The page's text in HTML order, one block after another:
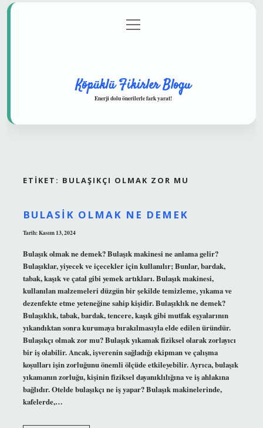
Gizlilik Politikası
menüyü
aç
Köpüklü Fikirler Blogu
Enerji dolu önerilerle fark yarat!
ETIKET: BULAŞIKÇI OLMAK ZOR MU
BULASIK OLMAK NE DEMEK
Tarih: Kasım 13, 2024
Bulaşık olmak ne demek? Bulaşık makinesi ne anlama gelir?
Bulaşıklar, yiyecek ve içecekler için kullanılır; Bunlar, bardak,
tabak, kaşık ve çatal gibi yemek artıkları. Bulaşık makinesi,
kullanılan malzemeleri düzgün bir şekilde temizleme, yıkama ve
dezenfekte etme yeteneğine sahip kişidir. Bulaşıklık ne demek?
Bulaşıklık, tabak, bardak, tencere, kaşık gibi mutfak eşyalarının
yıkandıktan sonra kurumaya bırakılmasıyla elde edilen üründür.
Bulaşıkçı olmak zor mu? Bulaşık yıkamak fiziksel olarak zorlayıcı
bir iş olabilir. Ancak, işverenin sağladığı ekipman ve çalışma
koşulları işin zorluğunu önemli ölçüde etkileyebilir. Ayrıca, bulaşık
yıkamanın zorluğu, kişinin fiziksel dayanıklılığına ve iş ahlakına
bağlıdır. Otelde bulaşıkçı ne iş yapar? Bulaşık makinelerinde,
kafelerde,…